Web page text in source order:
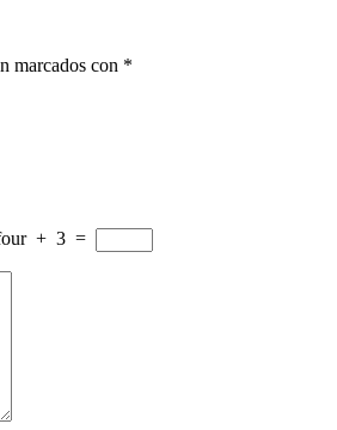
marcados con *
+ 3 =